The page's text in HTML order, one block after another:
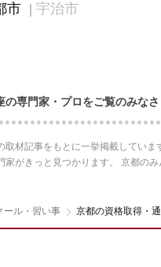
市 宇治市
の専門家・プロをご覧のみな
材記事をもとに一挙掲載してい
がきっと見つかります。 京都の
ール・習い事 京都の資格取得・